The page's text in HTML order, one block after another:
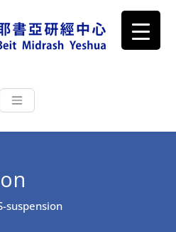
耶書亞研經中心
根源明白聖經，成為更好的門徒
suspension